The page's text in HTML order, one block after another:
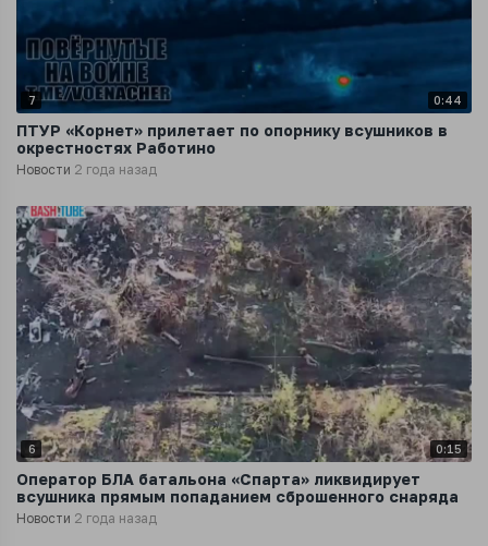
7 0:44
ПТУР «Корнет» прилетает по опорнику всушников в
окрестностях Работино
Новости 2 года назад
6 0:15
Оператор БЛА батальона «Спарта» ликвидирует
всушника прямым попаданием сброшенного снаряда
Новости 2 года назад